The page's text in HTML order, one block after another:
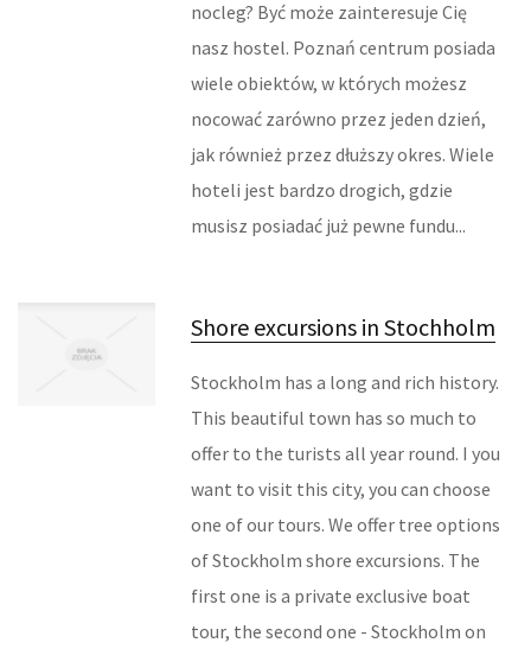
ODZIEŻ
SPORT
ELEKTRONIKA, RTV, AGD
OGRÓD, ROŚLINY
ART. SPOŻYWCZE
MATERIAŁY EKSPLOATACYJNE
INNE SKLEPY
URZĄDZENIA SPECJALISTYCZNE
NARZĘDZIA
nocleg? Być może zainteresuje Cię
nasz hostel. Poznań centrum posiada
wiele obiektów, w których możesz
nocować zarówno przez jeden dzień,
jak również przez dłuższy okres. Wiele
hoteli jest bardzo drogich, gdzie
musisz posiadać już pewne fundu...
Shore excursions in Stochholm
Stockholm has a long and rich history.
This beautiful town has so much to
offer to the turists all year round. I you
want to visit this city, you can choose
one of our tours. We offer tree options
of Stockholm shore excursions. The
first one is a private exclusive boat
tour, the second one - Stockholm on